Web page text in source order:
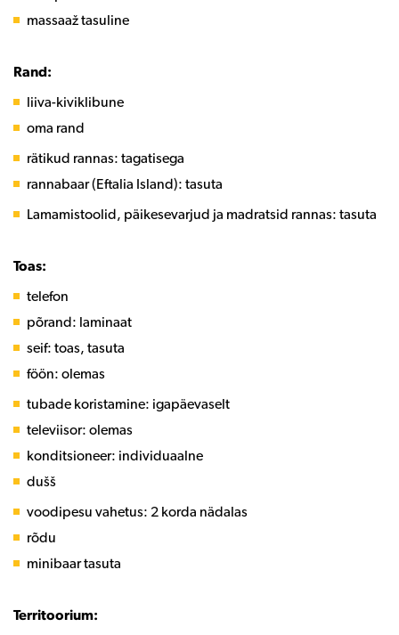
massaaž tasuline
Rand:
liiva-kiviklibune
oma rand
rätikud rannas: tagatisega
rannabaar (Eftalia Island): tasuta
Lamamistoolid, päikesevarjud ja madratsid rannas: tasuta
Toas:
telefon
põrand: laminaat
seif: toas, tasuta
föön: olemas
tubade koristamine: igapäevaselt
televiisor: olemas
konditsioneer: individuaalne
dušš
voodipesu vahetus: 2 korda nädalas
rõdu
minibaar tasuta
Territoorium: